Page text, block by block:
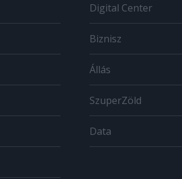
Digital Center
Biznisz
Állás
SzuperZöld
Data